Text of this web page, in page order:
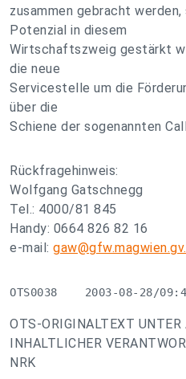
zusammen gebracht
Potenzial in diesem
Wirtschaftszweig gestärkt
die neue
Servicestelle um die
über die
Schiene der sogenannten
Rückfragehinweis:
Wolfgang Gatschnegg
Tel.: 4000/81 845
Handy: 0664 826 82 16
e-mail:
OTS0038    2003-08-28/
OTS-ORIGINALTEXT UNTER
INHALTLICHER
NRK